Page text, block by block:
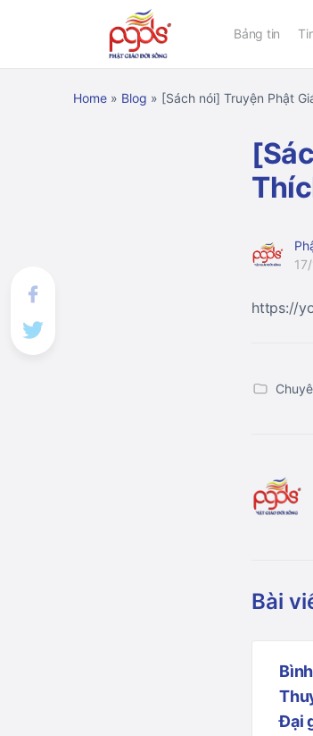
Bảng tin
Home » Blog » [Sách nói] Truyện Phật
https://
Bài
Đại